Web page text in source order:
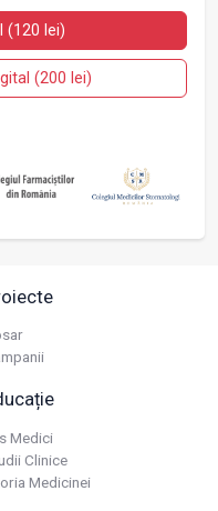
(120 lei)
(200 lei)
Medici
Clinice
Medicinei